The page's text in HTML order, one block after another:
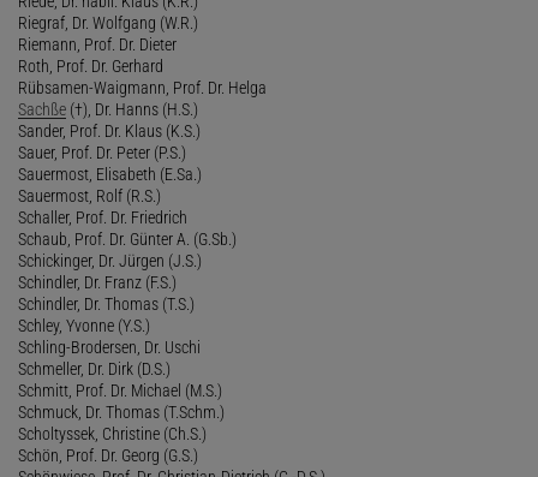
Riegraf, Dr. Wolfgang (W.R.)
Riemann, Prof. Dr. Dieter
Roth, Prof. Dr. Gerhard
Rübsamen-Waigmann, Prof. Dr. Helga
Sachße (†), Dr. Hanns (H.S.)
Sander, Prof. Dr. Klaus (K.S.)
Sauer, Prof. Dr. Peter (P.S.)
Sauermost, Elisabeth (E.Sa.)
Sauermost, Rolf (R.S.)
Schaller, Prof. Dr. Friedrich
Schaub, Prof. Dr. Günter A. (G.Sb.)
Schickinger, Dr. Jürgen (J.S.)
Schindler, Dr. Franz (F.S.)
Schindler, Dr. Thomas (T.S.)
Schley, Yvonne (Y.S.)
Schling-Brodersen, Dr. Uschi
Schmeller, Dr. Dirk (D.S.)
Schmitt, Prof. Dr. Michael (M.S.)
Schmuck, Dr. Thomas (T.Schm.)
Scholtyssek, Christine (Ch.S.)
Schön, Prof. Dr. Georg (G.S.)